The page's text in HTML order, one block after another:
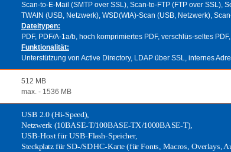
Scan-to-E-Mail (SMTP over SSL), Scan-to-FTP (FTP over SSL),
TWAIN (USB, Netzwerk), WSD(WIA)-Scan (USB, Netzwerk),
Dateitypen:
PDF, PDF/A-1a/b, hoch komprimiertes PDF, verschlüs-seltes
Funktionalität:
Unterstützung von Active Directory, LDAP über SSL, internes
512 MB
max. - 1536 MB
USB 2.0 (Hi-Speed),
Netzwerk (10BASE-T/100BASE-TX/1000BASE-T),
USB-Host für USB-Flash-Speicher,
Steckplatz für SD-/SDHC-Karte (für Fonts, Macros, Overlays,